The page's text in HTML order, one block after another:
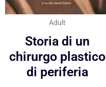
Adult
Storia di un
chirurgo plastico
di periferia